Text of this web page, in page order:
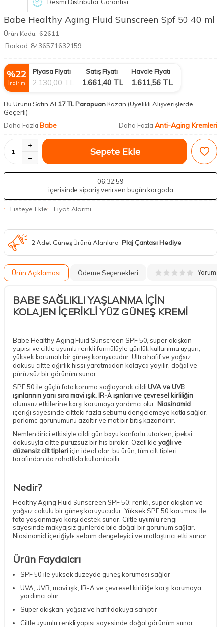
Resmi Distribütör Garantisi
Babe Healthy Aging Fluid Sunscreen Spf 50 40 ml
Ürün Kodu: 62611
Barkod: 8436571632159
%22
İndirim
Piyasa Fiyatı
2.130,00TL
Satış Fiyatı
1.661,40 TL
Havale Fiyatı
1.611,56 TL
Bu Ürünü Satın Al 17 TL ParapuanKazan (Üyelikli Alışverişlerde
Geçerli)
Daha Fazla Babe Daha Fazla Anti-Aging Kremleri
Sepete Ekle
06:32:58
içerisinde sipariş verirsen bugün kargoda
Listeye Ekle Fiyat Alarmı
2 Adet Güneş Ürünü Alanlara Plaj Çantası Hediye
Ürün Açıklaması Ödeme Seçenekleri Yorum
BABE SAĞLIKLI YAŞLANMA İÇİN
KOLAJEN İÇERİKLİ YÜZ GÜNEŞ KREMİ
Babe Healthy Aging Fluid Sunscreen SPF 50, süper akışkan
yapısı ve ciltle uyumlu renkli formülüyle günlük kullanıma uygun,
yüksek korumalı bir güneş koruyucudur. Ultra hafif ve yağsız
dokusu ciltte ağırlık hissi yaratmadan kolayca yayılır, doğal ve
pürüzsüz bir görünüm sunar.
SPF 50 ile güçlü foto koruma sağlayarak cildi UVA ve UVB
ışınlarının yanı sıra mavi ışık, IR-A ışınları ve çevresel kirliliğin
olumsuz etkilerine karşı korumaya yardımcı olur. Niasinamid
içeriği sayesinde ciltteki fazla sebumu dengelemeye katkı sağlar,
parlama görünümünü azaltır ve mat bir bitiş kazandırır.
Nemlendirici etkisiyle cildi gün boyu konforlu tutarken, ipeksi
dokusuyla ciltte pürüzsüz bir his bırakır. Özellikle yağlı ve
düzensiz cilt tipleriiçin ideal olan bu ürün, tüm cilt tipleri
tarafından da rahatlıkla kullanılabilir.
Nedir?
Healthy Aging Fluid Sunscreen SPF 50; renkli, süper akışkan ve
yağsız dokulu bir güneş koruyucudur. Yüksek SPF 50 koruması ile
foto yaşlanmaya karşı destek sunar. Ciltle uyumlu rengi
sayesinde makyajsız günlerde bile doğal bir görünüm sağlar.
Niasinamid içeriğiyle sebum dengeleyici ve matlaştırıcı etki sunar.
Ürün Faydaları
SPF 50 ile yüksek düzeyde güneş koruması sağlar
UVA, UVB, mavi ışık, IR-A ve çevresel kirliliğe karşı korumaya
yardımcı olur
Süper akışkan, yağsız ve hafif dokuya sahiptir
Ciltle uyumlu renkli yapısı sayesinde doğal görünüm sunar